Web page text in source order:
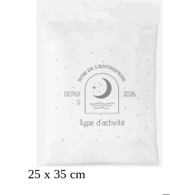
25 x 35 cm